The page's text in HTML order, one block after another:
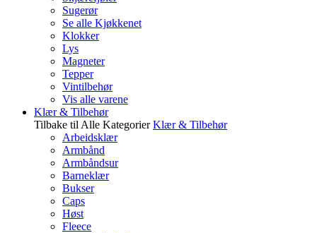
Sugerør
Se alle Kjøkkenet
Klokker
Lys
Magneter
Tepper
Vintilbehør
Vis alle varene
Klær & Tilbehør
Tilbake til Alle Kategorier Klær & Tilbehør
Arbeidsklær
Armbånd
Armbåndsur
Barneklær
Bukser
Caps
Høst
Fleece